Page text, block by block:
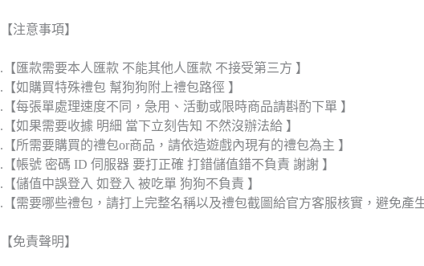
【注意事項】
.【匯款需要本人匯款 不能其他人匯款 不接受第三方 】
.【如購買特殊禮包 幫狗狗附上禮包路徑 】
.【每張單處理速度不同，急用、活動或限時商品請斟酌下單 】
.【如果需要收據 明細 當下立刻告知 不然沒辦法給 】
.【所需要購買的禮包or商品，請依造遊戲內現有的禮包為主 】
.【帳號 密碼 ID 伺服器 要打正確 打錯儲值錯不負責 謝謝 】
.【儲值中誤登入 如登入 被吃單 狗狗不負責 】
.【需要哪些禮包，請打上完整名稱以及禮包截圖給官方客服核實，避免產生
【免責聲明】